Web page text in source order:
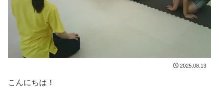
2025.08.13
こんにちは！